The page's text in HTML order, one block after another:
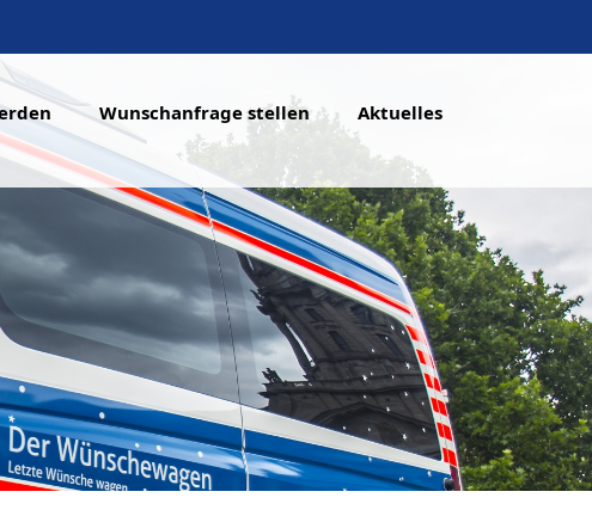
Wunschanfrage stellen Aktuelles